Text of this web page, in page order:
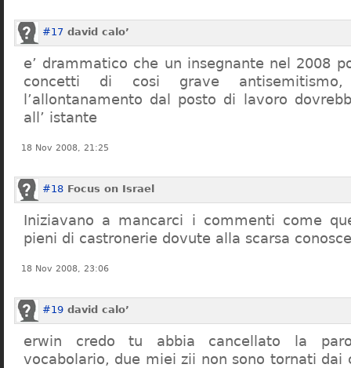
#17 david calo’
e’ drammatico che un insegnante nel 2008
concetti di cosi grave
l’allontanamento dal posto di lavoro
all’ istante
18 Nov 2008, 21:25
#18 Focus on Israel
Iniziavano a mancarci i commenti come
pieni di castronerie dovute alla scarsa
18 Nov 2008, 23:06
#19 david calo’
erwin credo tu abbia cancellato la
vocabolario, due miei zii non sono tornati dai